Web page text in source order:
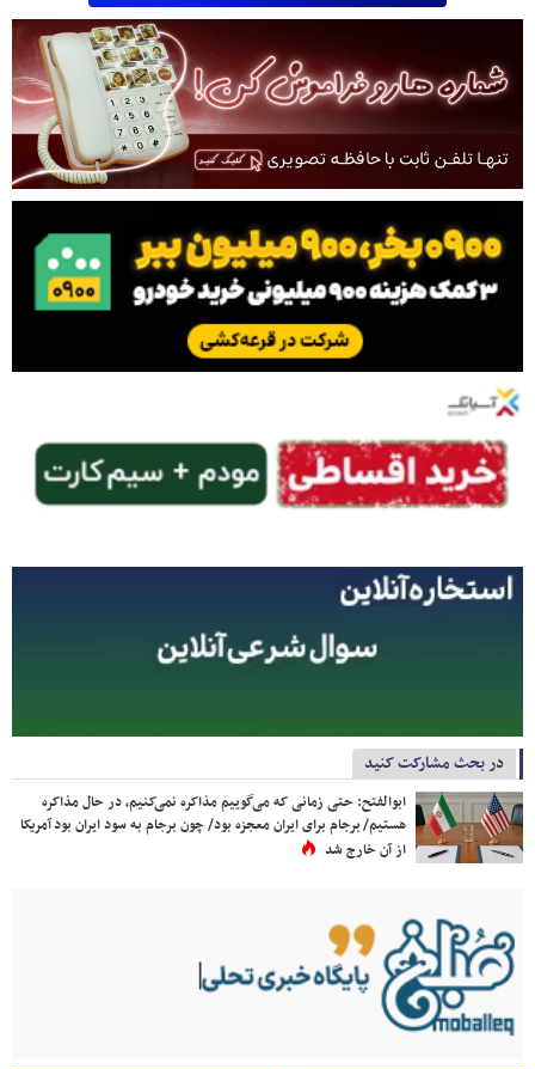
در بحث مشارکت کنید
ابوالفتح: حتی زمانی که می‌گوییم مذاکره نمی‌کنیم، در حال مذاکره
هستیم/ برجام برای ایران معجزه بود/ چون برجام به سود ایران بود آمریکا
از آن خارج شد